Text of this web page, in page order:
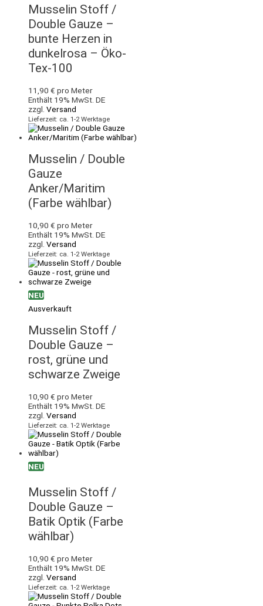
Musselin Stoff /
Double Gauze –
bunte Herzen in
dunkelrosa – Öko-
Tex-100
11,90 € pro Meter
Enthält 19% MwSt. DE
zzgl. Versand
Lieferzeit: ca. 1-2 Werktage
Musselin / Double
Gauze
Anker/Maritim
(Farbe wählbar)
10,90 € pro Meter
Enthält 19% MwSt. DE
zzgl. Versand
Lieferzeit: ca. 1-2 Werktage
NEU
Ausverkauft
Musselin Stoff /
Double Gauze –
rost, grüne und
schwarze Zweige
10,90 € pro Meter
Enthält 19% MwSt. DE
zzgl. Versand
Lieferzeit: ca. 1-2 Werktage
NEU
Musselin Stoff /
Double Gauze –
Batik Optik (Farbe
wählbar)
10,90 € pro Meter
Enthält 19% MwSt. DE
zzgl. Versand
Lieferzeit: ca. 1-2 Werktage